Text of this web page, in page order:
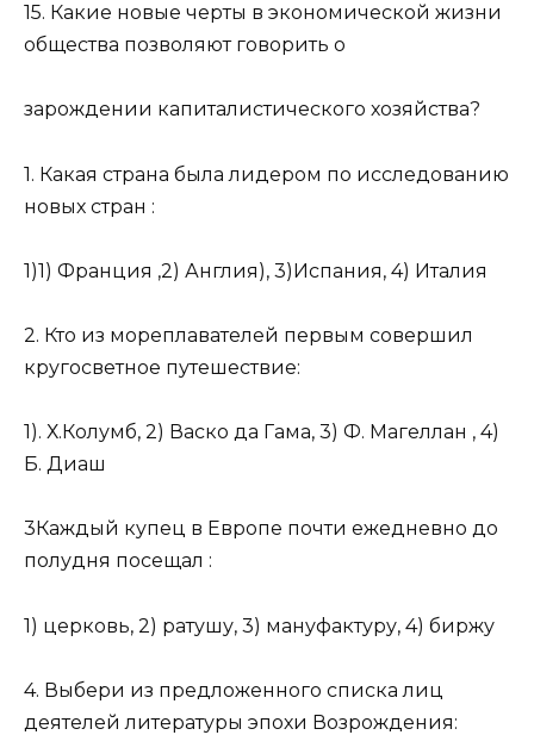
15. Какие новые черты в экономической жизни
общества позволяют говорить о
зарождении капиталистического хозяйства?
1. Какая страна была лидером по исследованию
новых стран :
1)1) Франция ,2) Англия), 3)Испания, 4) Италия
2. Кто из мореплавателей первым совершил
кругосветное путешествие:
1). Х.Колумб, 2) Васко да Гама, 3) Ф. Магеллан , 4)
Б. Диаш
3Каждый купец в Европе почти ежедневно до
полудня посещал :
1) церковь, 2) ратушу, 3) мануфактуру, 4) биржу
4. Выбери из предложенного списка лиц
деятелей литературы эпохи Возрождения: